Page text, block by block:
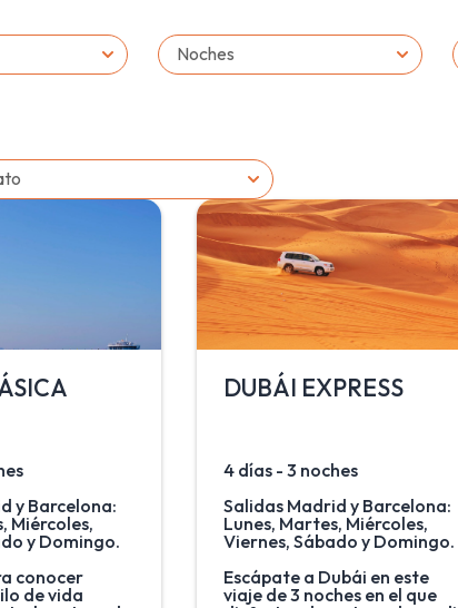
Noches
y Barcelona:
Miércoles,
y Domingo.
conocer
de vida
DUBÁI EXPRESS
4 días - 3 noches
Salidas Madrid y Barcelona:
Lunes, Martes, Miércoles,
Viernes, Sábado y Domingo.
Escápate a Dubái en este
viaje de 3 noches en el que